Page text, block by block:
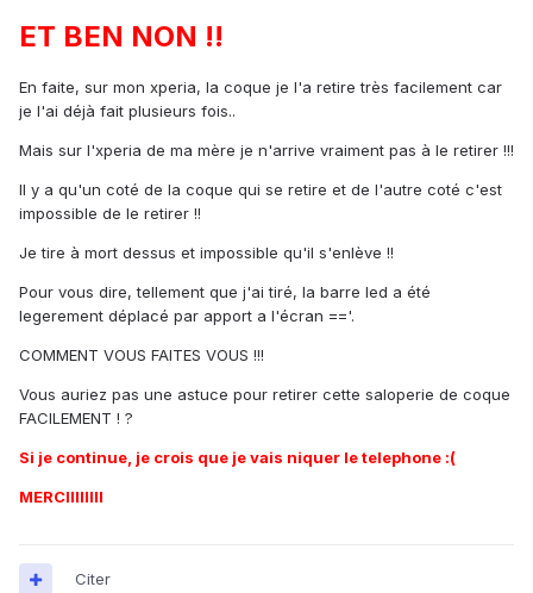
ET BEN NON !!
En faite, sur mon xperia, la coque je l'a retire très facilement car
je l'ai déjà fait plusieurs fois..
Mais sur l'xperia de ma mère je n'arrive vraiment pas à le retirer !!!
Il y a qu'un coté de la coque qui se retire et de l'autre coté c'est
impossible de le retirer !!
Je tire à mort dessus et impossible qu'il s'enlève !!
Pour vous dire, tellement que j'ai tiré, la barre led a été
legerement déplacé par apport a l'écran =='.
COMMENT VOUS FAITES VOUS !!!
Vous auriez pas une astuce pour retirer cette saloperie de coque
FACILEMENT ! ?
Si je continue, je crois que je vais niquer le telephone :(
MERCIIIIIIII
Citer